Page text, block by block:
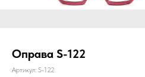
Оправа S-122
Артикул: S-122